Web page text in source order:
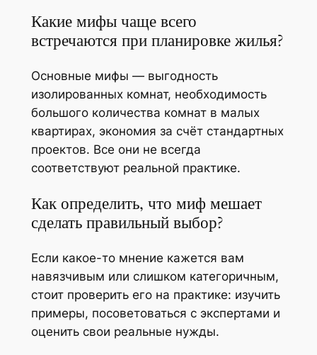
Какие мифы чаще всего
встречаются при планировке жилья?
Основные мифы — выгодность
изолированных комнат, необходимость
большого количества комнат в малых
квартирах, экономия за счёт стандартных
проектов. Все они не всегда
соответствуют реальной практике.
Как определить, что миф мешает
сделать правильный выбор?
Если какое-то мнение кажется вам
навязчивым или слишком категоричным,
стоит проверить его на практике: изучить
примеры, посоветоваться с экспертами и
оценить свои реальные нужды.